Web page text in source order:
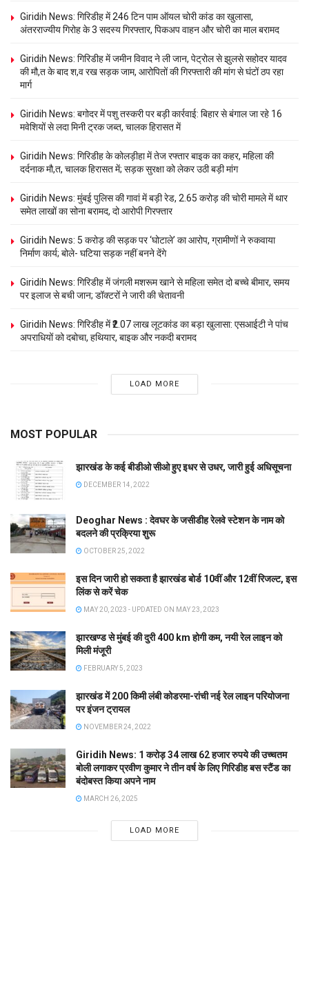
Giridih News: गिरिडीह में 246 टिन पाम ऑयल चोरी कांड का खुलासा,
अंतरराज्यीय गिरोह के 3 सदस्य गिरफ्तार, पिकअप वाहन और चोरी का माल बरामद
Giridih News: गिरिडीह में जमीन विवाद ने ली जान, पेट्रोल से झुलसे सहोदर यादव
की मौ,त के बाद श,व रख सड़क जाम, आरोपितों की गिरफ्तारी की मांग से घंटों ठप रहा
मार्ग
Giridih News: बगोदर में पशु तस्करी पर बड़ी कार्रवाई: बिहार से बंगाल जा रहे 16
मवेशियों से लदा मिनी ट्रक जब्त, चालक हिरासत में
Giridih News: गिरिडीह के कोलड़ीहा में तेज रफ्तार बाइक का कहर, महिला की
दर्दनाक मौ,त, चालक हिरासत में; सड़क सुरक्षा को लेकर उठी बड़ी मांग
Giridih News: मुंबई पुलिस की गावां में बड़ी रेड, 2.65 करोड़ की चोरी मामले में थार
समेत लाखों का सोना बरामद, दो आरोपी गिरफ्तार
Giridih News: 5 करोड़ की सड़क पर ‘घोटाले’ का आरोप, ग्रामीणों ने रुकवाया
निर्माण कार्य; बोले- घटिया सड़क नहीं बनने देंगे
Giridih News: गिरिडीह में जंगली मशरूम खाने से महिला समेत दो बच्चे बीमार, समय
पर इलाज से बची जान; डॉक्टरों ने जारी की चेतावनी
Giridih News: गिरिडीह में ₹2.07 लाख लूटकांड का बड़ा खुलासा: एसआईटी ने पांच
अपराधियों को दबोचा, हथियार, बाइक और नकदी बरामद
LOAD MORE
MOST POPULAR
झारखंड के कई बीडीओ सीओ हुए इधर से उधर, जारी हुई अधिसूचना
DECEMBER 14, 2022
Deoghar News : देवघर के जसीडीह रेलवे स्टेशन के नाम को
बदलने की प्रक्रिया शुरू
OCTOBER 25, 2022
इस दिन जारी हो सकता है झारखंड बोर्ड 10वीं और 12वीं रिजल्ट, इस
लिंक से करें चेक
MAY 20, 2023 - UPDATED ON MAY 23, 2023
झारखण्ड से मुंबई की दुरी 400 km होगी कम, नयी रेल लाइन को
मिली मंजूरी
FEBRUARY 5, 2023
झारखंड में 200 किमी लंबी कोडरमा-रांची नई रेल लाइन परियोजना
पर इंजन ट्रायल
NOVEMBER 24, 2022
Giridih News: 1 करोड़ 34 लाख 62 हजार रुपये की उच्चतम
बोली लगाकर प्रवीण कुमार ने तीन वर्ष के लिए गिरिडीह बस स्टैंड का
बंदोबस्त किया अपने नाम
MARCH 26, 2025
LOAD MORE